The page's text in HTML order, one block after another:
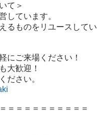
て＞
しています。
るものをリユースしてい
にご来場ください！
大歓迎！
＝＝＝＝＝＝＝＝＝＝